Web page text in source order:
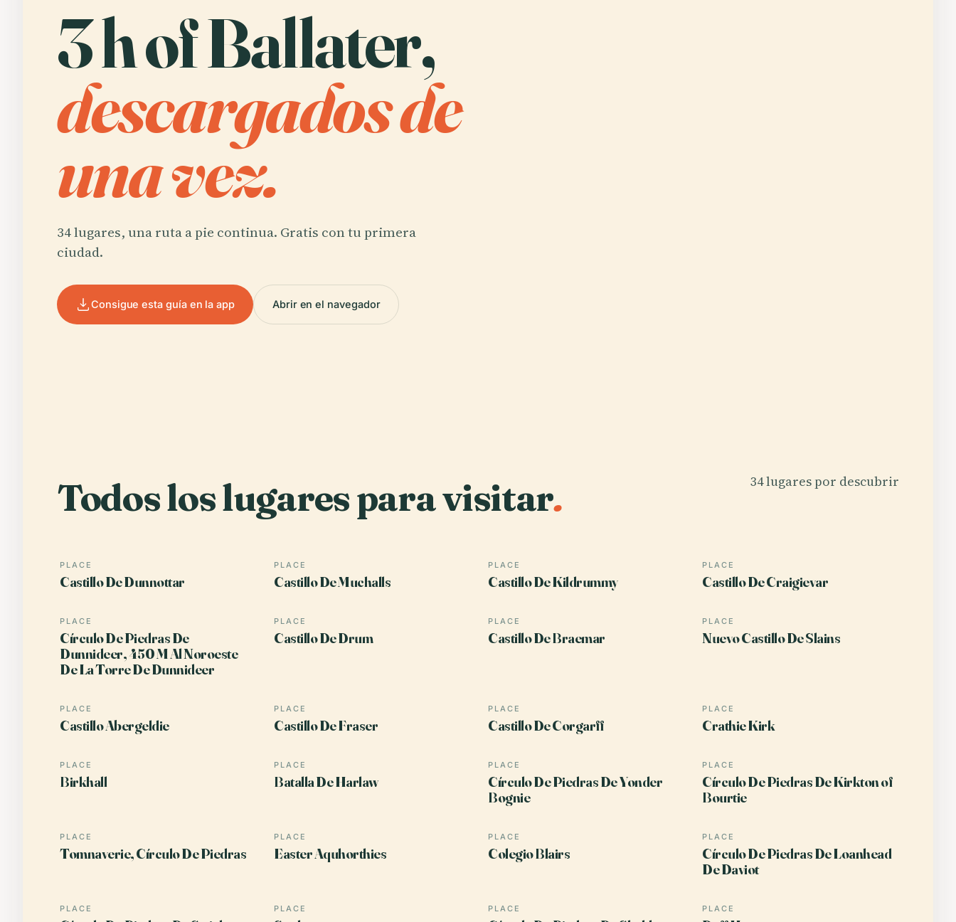
3 h of Ballater,
descargados de
una vez.
34 lugares, una ruta a pie continua. Gratis con tu primera
ciudad.
Consigue esta guía en la app Abrir en el navegador
Todos los lugares para visitar. 34 lugares por descubrir
PLACE
Castillo De Dunnottar
PLACE
Castillo De Muchalls
PLACE
Castillo De Kildrummy
PLACE
Castillo De Craigievar
PLACE
Círculo De Piedras De
Dunnideer, 450 M Al Noroeste
De La Torre De Dunnideer
PLACE
Castillo De Drum
PLACE
Castillo De Braemar
PLACE
Nuevo Castillo De Slains
PLACE
Castillo Abergeldie
PLACE
Castillo De Fraser
PLACE
Castillo De Corgarff
PLACE
Crathie Kirk
PLACE
Birkhall
PLACE
Batalla De Harlaw
PLACE
Círculo De Piedras De Yonder
Bognie
PLACE
Círculo De Piedras De Kirkton of
Bourtie
PLACE
Tomnaverie, Círculo De Piedras
PLACE
Easter Aquhorthies
PLACE
Colegio Blairs
PLACE
Círculo De Piedras De Loanhead
De Daviot
PLACE PLACE PLACE PLACE